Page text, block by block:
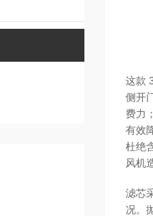
这款
侧开
费力
有效
杜绝
风机
滤芯
况。